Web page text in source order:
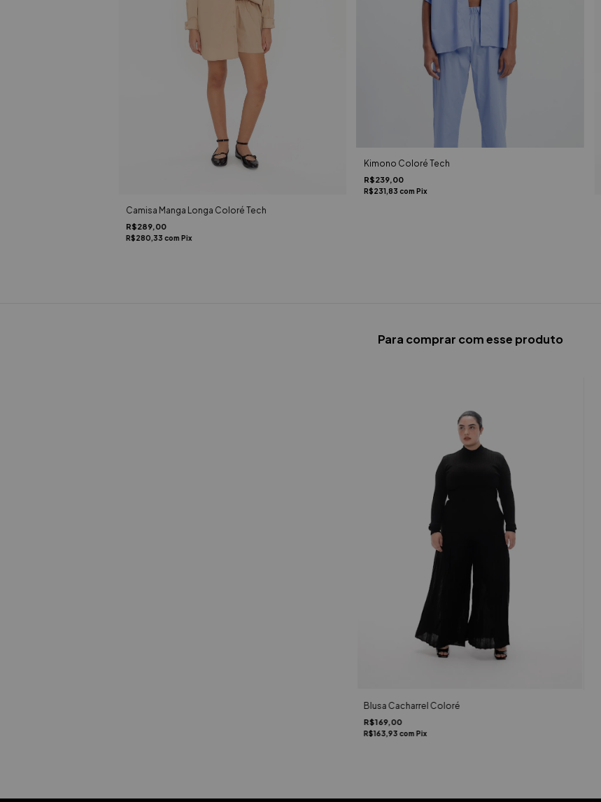
Camisa Manga Longa Coloré Tech
R$289,00
R$280,33 com Pix
Kimono Coloré Tech
R$239,00
R$231,83 com Pix
Para comprar com esse produto
Blusa Cacharrel Coloré
R$169,00
R$163,93 com Pix